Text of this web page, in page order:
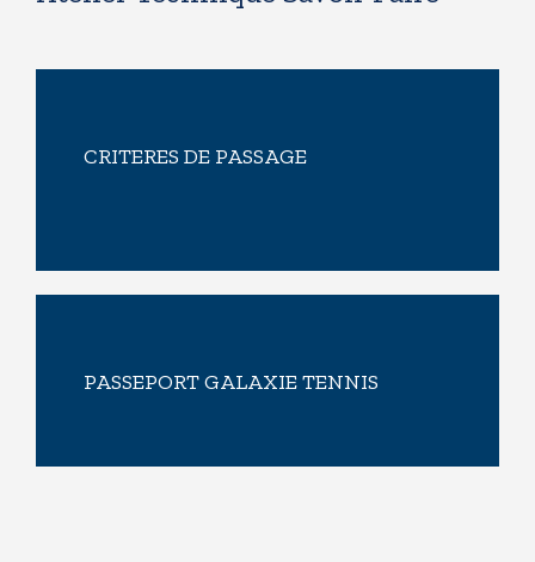
CRITERES DE PASSAGE
PASSEPORT GALAXIE TENNIS